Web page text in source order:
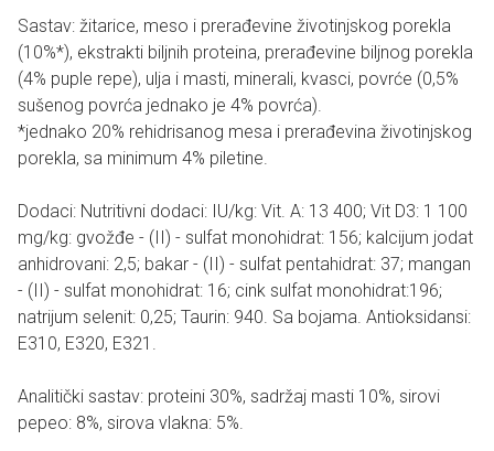
Sastav: žitarice, meso i prerađevine životinjskog porekla
(10%*), ekstrakti biljnih proteina, prerađevine biljnog porekla
(4% puple repe), ulja i masti, minerali, kvasci, povrće (0,5%
sušenog povrća jednako je 4% povrća).
*jednako 20% rehidrisanog mesa i prerađevina životinjskog
porekla, sa minimum 4% piletine.
Dodaci: Nutritivni dodaci: IU/kg: Vit. A: 13 400; Vit D3: 1 100
mg/kg: gvožđe - (II) - sulfat monohidrat: 156; kalcijum jodat
anhidrovani: 2,5; bakar - (II) - sulfat pentahidrat: 37; mangan
- (II) - sulfat monohidrat: 16; cink sulfat monohidrat:196;
natrijum selenit: 0,25; Taurin: 940. Sa bojama. Antioksidansi:
E310, E320, E321.
Analitički sastav: proteini 30%, sadržaj masti 10%, sirovi
pepeo: 8%, sirova vlakna: 5%.